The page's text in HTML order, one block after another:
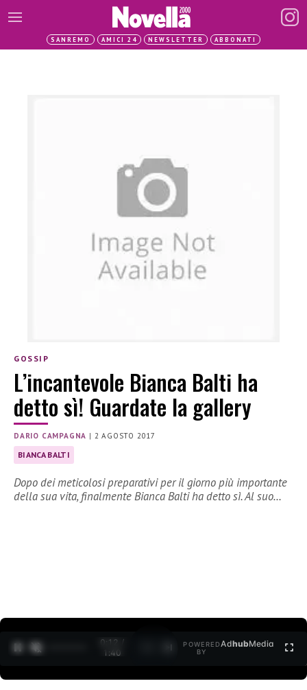
SANREMO AMICI 24 NEWSLETTER ABBONATI
GOSSIP
L’incantevole Bianca Balti ha
detto sì! Guardate la gallery
DARIO CAMPAGNA | 2 AGOSTO 2017
BIANCA BALTI
Dopo dei meticolosi preparativi per il giorno più importante
della sua vita, finalmente Bianca Balti ha detto sì. Al suo…
0:12 /
1:40
POWERED
BY
AdhubMedia